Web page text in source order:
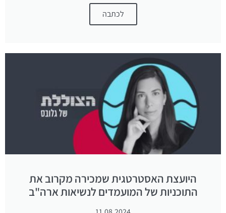
לכתבה
היועצת האסטרטגית שמכירה מקרוב את
התוכניות של המועמדים לנשיאות ארה"ב